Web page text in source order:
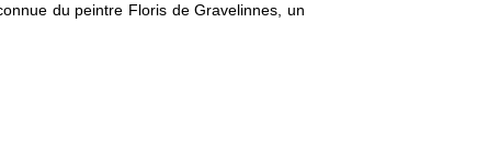
du peintre Floris de Gravelinnes, un